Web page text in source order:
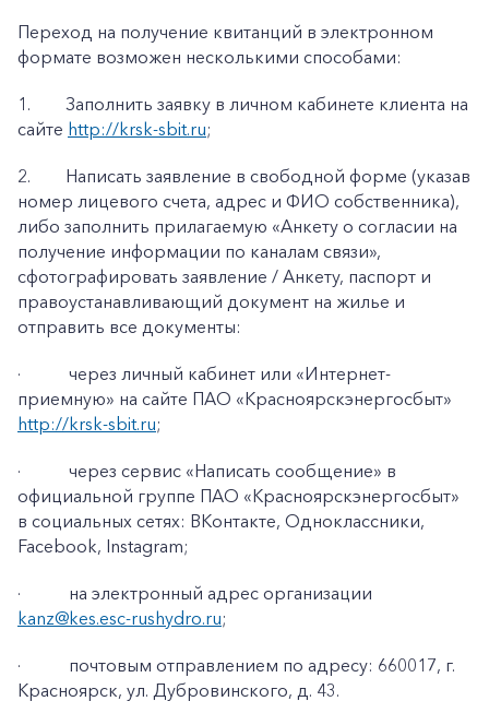
Переход на получение квитанций в электронном
формате возможен несколькими способами:
1.
Заполнить заявку в личном кабинете клиента на
сайте http://krsk-sbit.ru;
2.
Написать заявление в свободной форме (указав
номер лицевого счета, адрес и ФИО собственника),
либо заполнить прилагаемую «Анкету о согласии на
получение информации по каналам связи»,
сфотографировать заявление / Анкету, паспорт и
правоустанавливающий документ на жилье и
отправить все документы:
·
через личный кабинет или «Интернет-
приемную» на сайте ПАО «Красноярскэнергосбыт»
http://krsk-sbit.ru;
·
через сервис «Написать сообщение» в
официальной группе ПАО «Красноярскэнергосбыт»
в социальных сетях: ВКонтакте, Одноклассники,
Facebook, Instagram;
·
на электронный адрес организации
kanz@kes.esc-rushydro.ru;
·
почтовым отправлением по адресу: 660017, г.
Красноярск, ул. Дубровинского, д. 43.